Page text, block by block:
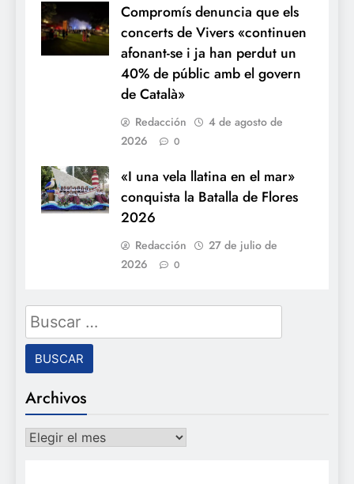
Compromís denuncia que els
concerts de Vivers «continuen
afonant-se i ja han perdut un
40% de públic amb el govern
de Català»
Redacción
4 de agosto de
2026
0
«I una vela llatina en el mar»
conquista la Batalla de Flores
2026
Redacción
27 de julio de
2026
0
Buscar:
Archivos
Archivos